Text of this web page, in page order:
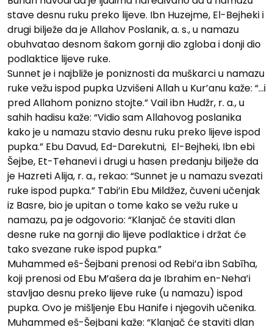
stave desnu ruku preko lijeve. Ibn Huzejme, El-Bejheki i
drugi bilježe da je Allahov Poslanik, a. s., u namazu
obuhvatao desnom šakom gornji dio zgloba i donji dio
podlaktice lijeve ruke.
Sunnet je i najbliže je poniznosti da muškarci u namazu
ruke vežu ispod pupka Uzvišeni Allah u Kur’anu kaže: “…i
pred Allahom ponizno stojte.” Vail ibn Hudžr, r. a., u
sahih hadisu kaže: “Vidio sam Allahovog poslanika
kako je u namazu stavio desnu ruku preko lijeve ispod
pupka.” Ebu Davud, Ed-Darekutni, El-Bejheki, Ibn ebi
Šejbe, Et-Tehanevi i drugi u hasen predanju bilježe da
je Hazreti Alija, r. a., rekao: “Sunnet je u namazu svezati
ruke ispod pupka.” Tabi’in Ebu Mildžez, čuveni učenjak
iz Basre, bio je upitan o tome kako se vežu ruke u
namazu, pa je odgovorio: “Klanjač će staviti dlan
desne ruke na gornji dio lijeve podlaktice i držat će
tako svezane ruke ispod pupka.”
Muhammed eš-Šejbani prenosi od Rebi’a ibn Sabīha,
koji prenosi od Ebu M’ašera da je Ibrahim en-Neha’i
stavljao desnu preko lijeve ruke (u namazu) ispod
pupka. Ovo je mišljenje Ebu Hanife i njegovih učenika.
Muhammed eš-Šejbani kaže: “Klanjač će staviti dlan